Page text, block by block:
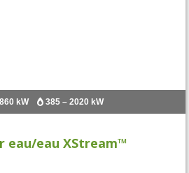
kW 385 – 2020 kW
eau/eau XStream™